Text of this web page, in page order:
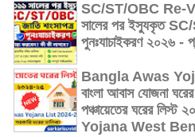
SC/ST/OBC Re-
সালের পর ইস্যুকৃত
পুনঃযাচাইকরণ ২০২৬ -
Bangla Awas
বাংলা আবাস যোজনা
পঞ্চায়েতের ঘরের
Yojana West